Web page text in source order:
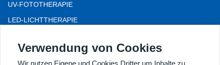
UV-FOTOTHERAPIE
LED-LICHTTHERAPIE
KOLPOSKOP
Verwendung von Cookies
Wir nutzen Eigene und Cookies Dritter um Inhalte zu